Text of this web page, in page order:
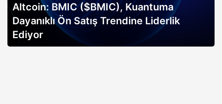
Altcoin: BMIC ($BMIC), Kuantuma
Dayanıklı Ön Satış Trendine Liderlik
Ediyor